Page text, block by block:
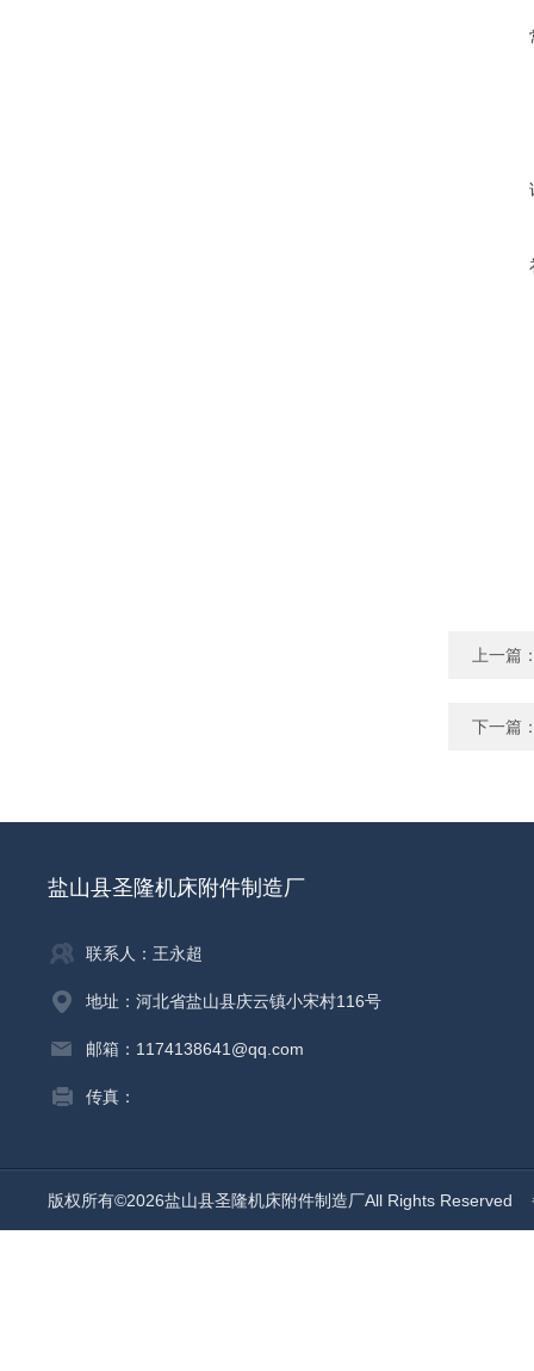
上一篇
下一篇
盐山县圣隆机床附件制造厂
联系人：王永超
地址：河北省盐山县庆云镇小宋村116号
邮箱：1174138641@qq.com
传真：
版权所有©2026盐山县圣隆机床附件制造厂All Rights Reserved